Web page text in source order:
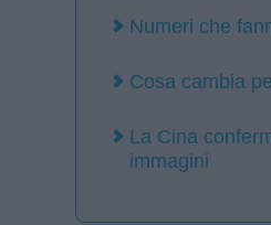
Numeri che
Cosa cambia
La Cina
immagini